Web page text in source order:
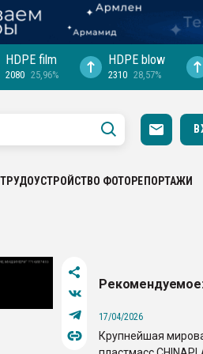
HDPE film
2080 25,96%
HDPE blow
2310 28,57%
ТРУДОУСТРОЙСТВО ФОТОРЕПОРТАЖИ
17/04/2026
Крупнейшая